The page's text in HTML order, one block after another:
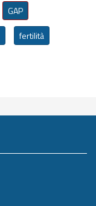
GAP
fertilità